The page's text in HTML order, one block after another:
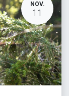
NOV.
11